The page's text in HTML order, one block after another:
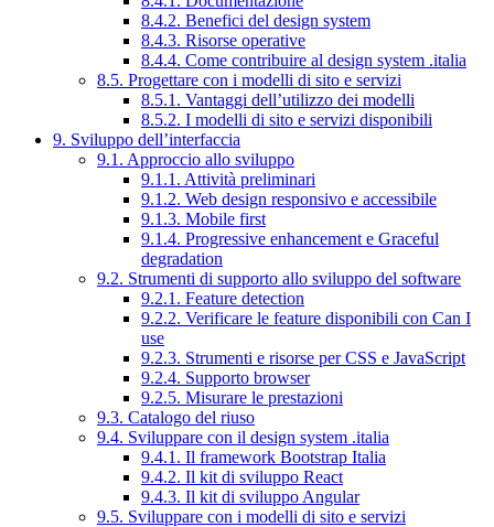
8.4.2. Benefici del design system
8.4.3. Risorse operative
8.4.4. Come contribuire al design system .italia
8.5. Progettare con i modelli di sito e servizi
8.5.1. Vantaggi dell’utilizzo dei modelli
8.5.2. I modelli di sito e servizi disponibili
9. Sviluppo dell’interfaccia
9.1. Approccio allo sviluppo
9.1.1. Attività preliminari
9.1.2. Web design responsivo e accessibile
9.1.3. Mobile first
9.1.4. Progressive enhancement e Graceful
degradation
9.2. Strumenti di supporto allo sviluppo del software
9.2.1. Feature detection
9.2.2. Verificare le feature disponibili con Can I
use
9.2.3. Strumenti e risorse per CSS e JavaScript
9.2.4. Supporto browser
9.2.5. Misurare le prestazioni
9.3. Catalogo del riuso
9.4. Sviluppare con il design system .italia
9.4.1. Il framework Bootstrap Italia
9.4.2. Il kit di sviluppo React
9.4.3. Il kit di sviluppo Angular
9.5. Sviluppare con i modelli di sito e servizi